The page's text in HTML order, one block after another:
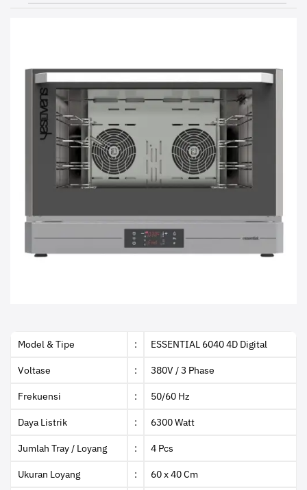
Model & Tipe : ESSENTIAL 6040 4D Digital
Voltase : 380V / 3 Phase
Frekuensi : 50/60 Hz
Daya Listrik : 6300 Watt
Jumlah Tray / Loyang : 4 Pcs
Ukuran Loyang : 60 x 40 Cm